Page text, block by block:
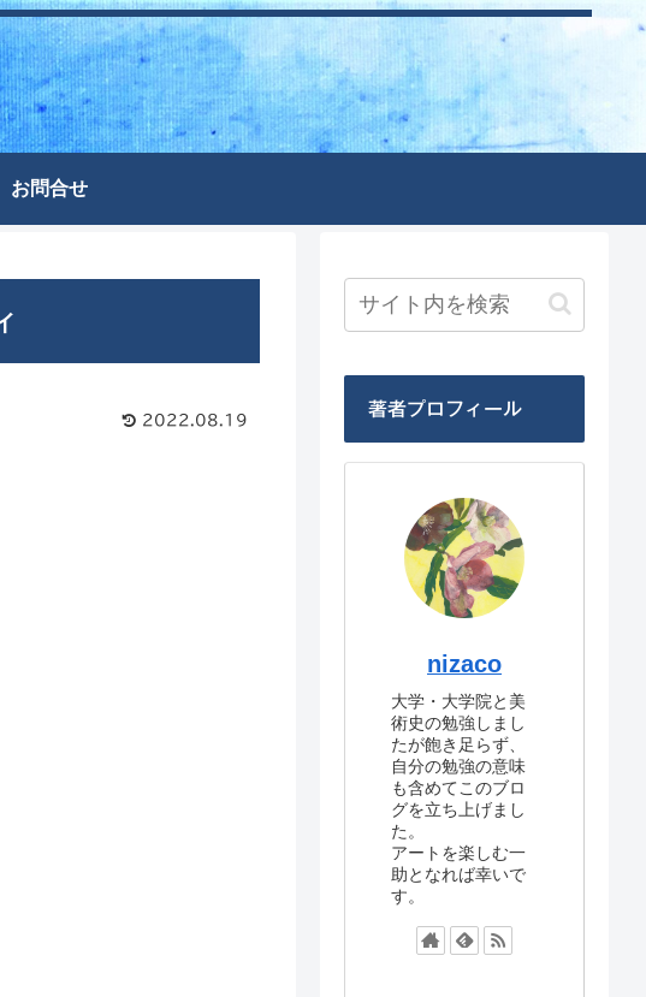
お問合せ
2022.08.19
著者プロフィール
nizaco
大学・大学院と美
術史の勉強しまし
たが飽き足らず、
自分の勉強の意味
も含めてこのブロ
グを立ち上げまし
た。
アートを楽しむ一
助となれば幸いで
す。